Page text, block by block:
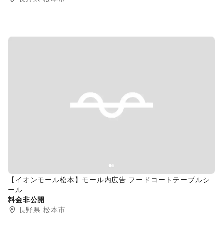
Previous slide
【イオンモール松本】モール内広告 フードコートテーブルシ
ール
料金非公開
長野県 松本市